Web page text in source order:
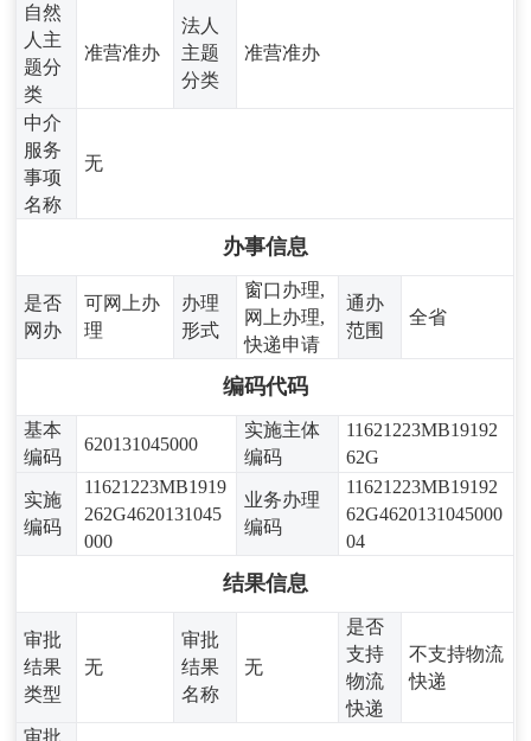
自然
人主
题分
类
准营准办
法人
主题
分类
准营准办
中介
服务
事项
名称
无
办事信息
是否
网办
可网上办
理
办理
形式
窗口办理,
网上办理,
快递申请
通办
范围
全省
编码代码
基本
编码
620131045000
实施主体
编码
11621223MB19192
62G
实施
编码
11621223MB1919
262G4620131045
000
业务办理
编码
11621223MB19192
62G4620131045000
04
结果信息
审批
结果
类型
无
审批
结果
名称
无
是否
支持
物流
快递
不支持物流
快递
审批